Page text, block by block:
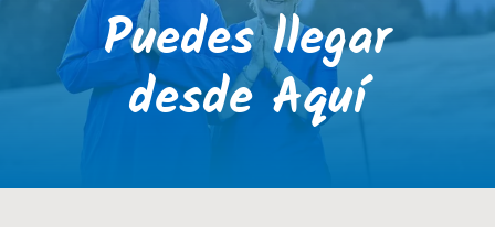
Puedes llegar
desde Aquí